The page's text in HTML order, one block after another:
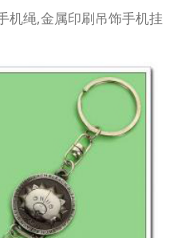
属印刷吊
包包吊饰
机绳,金属印刷吊饰手机挂